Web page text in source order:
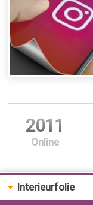
2011
Online
Interieurfolie